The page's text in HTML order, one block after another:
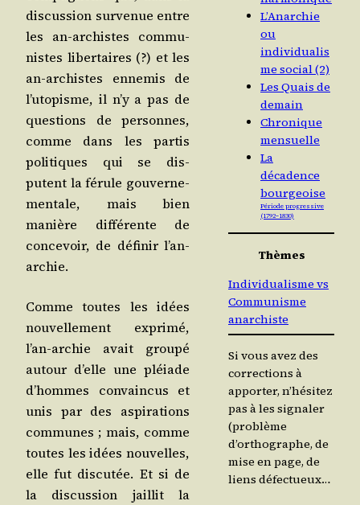
dis­cus­sion sur­ve­nue entre
les an-archistes com­mu­
nistes liber­taires (?) et les
an-archistes enne­mis de
l’u­to­pisme, il n’y a pas de
ques­tions de per­sonnes,
comme dans les par­tis
poli­tiques qui se dis­
putent la férule gou­ver­ne­
men­tale, mais bien
manière dif­fé­rente de
conce­voir, de défi­nir l’an-
archie.
Comme toutes les idées
nou­vel­le­ment expri­mé,
l’an-archie avait grou­pé
autour d’elle une pléiade
d’hommes convain­cus et
unis par des aspi­ra­tions
com­munes ; mais, comme
toutes les idées nou­velles,
elle fut dis­cu­tée. Et si de
la dis­cus­sion jaillit la
L’Anarchie
ou
individualis
me social (2)
Les Quais de
demain
Chronique
mensuelle
La
décadence
bourgeoise
Période progressive
(1792 – 1830)
Thèmes
Individualisme vs
Communisme
anarchiste
Si vous avez des
corrections à
apporter, n’hésitez
pas à les signaler
(problème
d’orthographe, de
mise en page, de
liens défectueux…